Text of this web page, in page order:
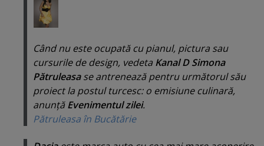
Când nu este ocupată cu pianul, pictura sau
cursurile de design, vedeta Kanal D Simona
Pătruleasase antrenează pentru următorul său
proiect la postul turcesc: o emisiune culinară,
anunţăEvenimentul zilei.
Pătruleasa în Bucătărie